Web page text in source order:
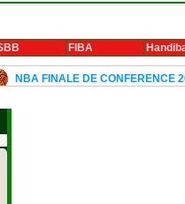
FIBA
DE CONFERENCE 2024: